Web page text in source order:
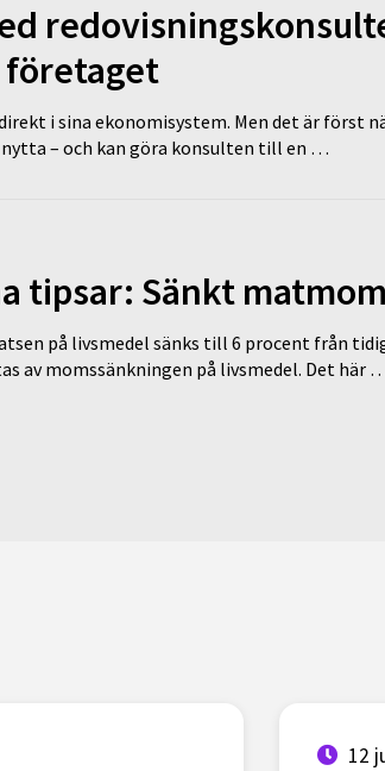
i sina ekonomisystem. Men det är först
– och kan göra konsulten till en …
tipsar: Sänkt
på livsmedel sänks till 6 procent från
av momssänkningen på livsmedel. Det här
12